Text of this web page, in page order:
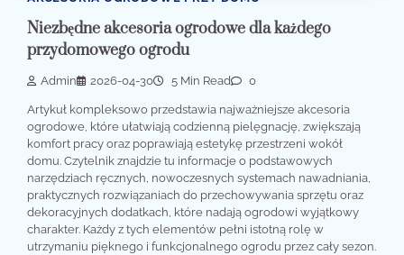
Niezbędne akcesoria ogrodowe dla każdego
przydomowego ogrodu
Admin 2026-04-30 5 Min Read 0
Artykuł kompleksowo przedstawia najważniejsze akcesoria
ogrodowe, które ułatwiają codzienną pielęgnację, zwiększają
komfort pracy oraz poprawiają estetykę przestrzeni wokół
domu. Czytelnik znajdzie tu informacje o podstawowych
narzędziach ręcznych, nowoczesnych systemach nawadniania,
praktycznych rozwiązaniach do przechowywania sprzętu oraz
dekoracyjnych dodatkach, które nadają ogrodowi wyjątkowy
charakter. Każdy z tych elementów pełni istotną rolę w
utrzymaniu pięknego i funkcjonalnego ogrodu przez cały sezon.